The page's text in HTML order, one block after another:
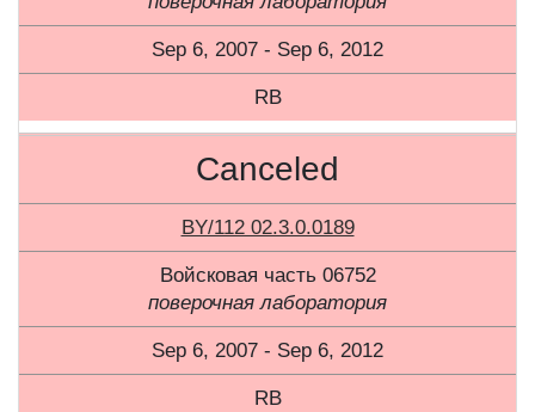
Sep 6, 2007 - Sep 6, 2012
RB
Canceled
BY/112 02.3.0.0189
Войсковая часть 06752
поверочная лаборатория
Sep 6, 2007 - Sep 6, 2012
RB